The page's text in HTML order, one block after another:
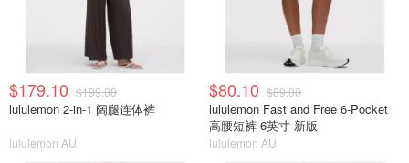
$179.10 $199.00
lululemon 2-in-1 阔腿连体裤
lululemon AU
$80.10 $89.00
lululemon Fast and Free 6-Pocket
高腰短裤 6英寸 新版
lululemon AU